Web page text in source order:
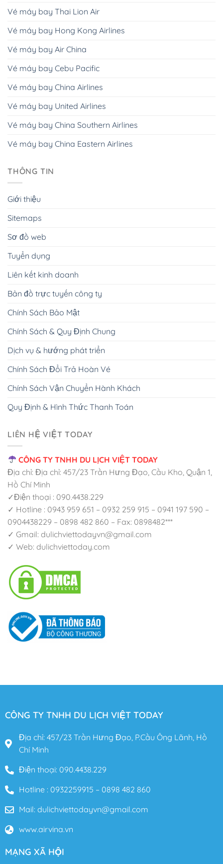
Vé máy bay Thai Lion Air
Vé máy bay Hong Kong Airlines
Vé máy bay Air China
Vé máy bay Cebu Pacific
Vé máy bay China Airlines
Vé máy bay United Airlines
Vé máy bay China Southern Airlines
Vé máy bay China Eastern Airlines
THÔNG TIN
Giới thiệu
Sitemaps
Sơ đồ web
Tuyển dụng
Liên kết kinh doanh
Bản đồ trực tuyến công ty
Chính Sách Bảo Mật
Chính Sách & Quy Định Chung
Dịch vụ & hướng phát triển
Chính Sách Đổi Trả Hoàn Vé
Chính Sách Vận Chuyển Hành Khách
Quy Định & Hình Thức Thanh Toán
LIÊN HỆ VIỆT TODAY
CÔNG TY TNHH DU LỊCH VIỆT TODAY
Địa chỉ: Địa chỉ: 457/23 Trần Hưng Đạo, Cầu Kho, Quận 1,
Hồ Chí Minh
✓Điện thoại : 090.4438.229
✓ Hotline : 0943 959 651 – 0932 259 915 – 0941 197 590 –
0904438229 – 0898 482 860 – Fax: 0898482***
✓ Gmail: dulichviettodayvn@gmail.com
✓ Web: dulichviettoday.com
CÔNG TY TNHH DU LỊCH VIỆT TODAY
Địa chỉ: 457/23 Trần Hưng Đạo, P.Cầu Ông Lãnh, Hồ
Chí Minh
Điện thoại: 090.4438.229
Hotline : 0932259915 – 0898 482 860
Mail: dulichviettodayvn@gmail.com
www.airvina.vn
MẠNG XÃ HỘI